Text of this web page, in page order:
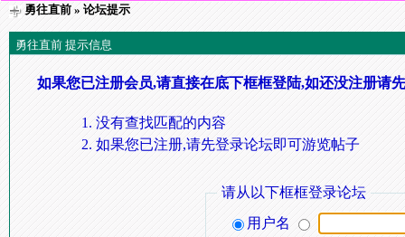
勇往直前» 论坛提示
勇往直前 提示信息
如果您已注册会员,请直接在底下框框登陆,如还没注册请
没有查找匹配的内容
如果您已注册,请先登录论坛即可游览帖子
请从以下框框登录论坛
用户名